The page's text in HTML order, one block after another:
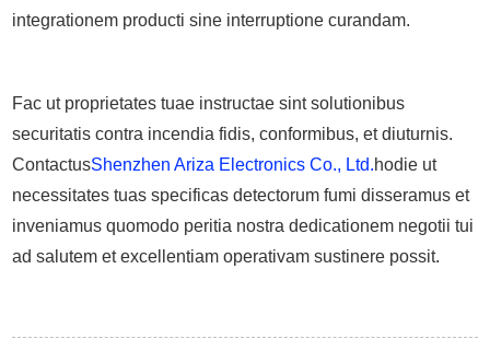
integrationem producti sine interruptione curandam.
Fac ut proprietates tuae instructae sint solutionibus
securitatis contra incendia fidis, conformibus, et diuturnis.
ContactusShenzhen Ariza Electronics Co., Ltd.hodie ut
necessitates tuas specificas detectorum fumi disseramus et
inveniamus quomodo peritia nostra dedicationem negotii tui
ad salutem et excellentiam operativam sustinere possit.